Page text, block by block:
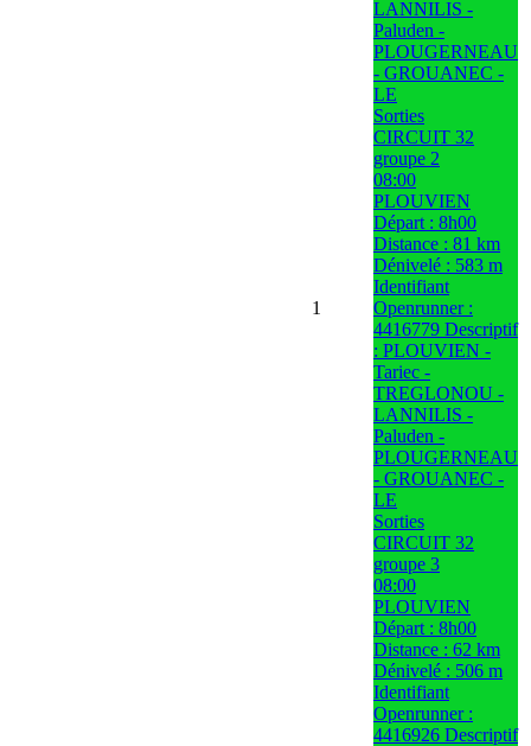
1
LANNILIS -
Paluden -
PLOUGERNEAU
- GROUANEC -
LE
Sorties
CIRCUIT 32
groupe 2
08:00
PLOUVIEN
Départ : 8h00
Distance : 81 km
Dénivelé : 583 m
Identifiant
Openrunner :
4416779 Descriptif
: PLOUVIEN -
Tariec -
TREGLONOU -
LANNILIS -
Paluden -
PLOUGERNEAU
- GROUANEC -
LE
Sorties
CIRCUIT 32
groupe 3
08:00
PLOUVIEN
Départ : 8h00
Distance : 62 km
Dénivelé : 506 m
Identifiant
Openrunner :
4416926 Descriptif